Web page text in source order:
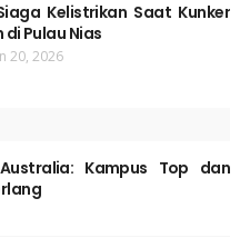
Kelistrikan Saat Kunker
Pulau Nias
20, 2026
Kampus Top dan